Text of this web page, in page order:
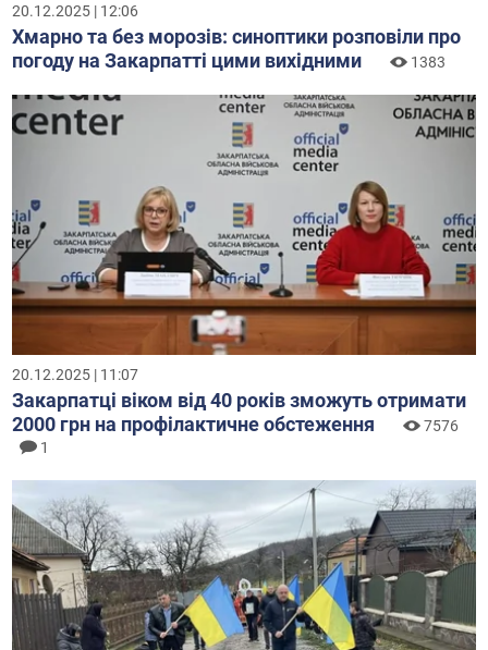
20.12.2025 | 12:06
Хмарно та без морозів: синоптики розповіли про
погоду на Закарпатті цими вихідними
1383
20.12.2025 | 11:07
Закарпатці віком від 40 років зможуть отримати
2000 грн на профілактичне обстеження
7576
1